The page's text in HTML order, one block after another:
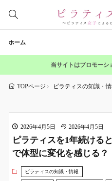
ホーム
当サイトはプロモーシ
TOPページ ピラティスの知識・
2026年4月5日 2026年4月5日
ピラティスを1年続ける
で体型に変化を感じる？
ピラティスの知識・情報